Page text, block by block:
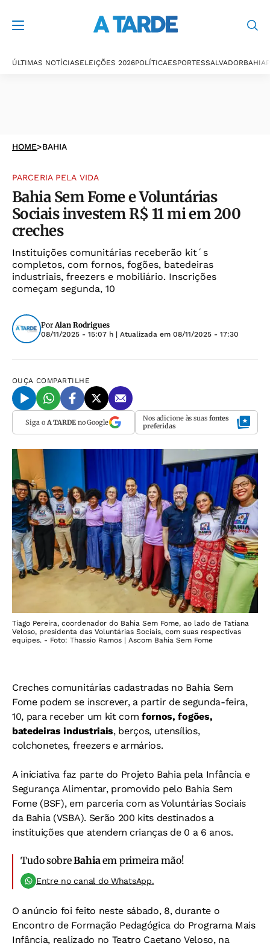
ÚLTIMAS NOTÍCIASELEIÇÕES 2026POLÍTICAESPORTESSALVADORBAHIA
HOME>BAHIA
PARCERIA PELA VIDA
Bahia Sem Fome e Voluntárias
Sociais investem R$ 11 mi em 200
creches
Instituições comunitárias receberão kit´s
completos, com fornos, fogões, batedeiras
industriais, freezers e mobiliário. Inscrições
começam segunda, 10
PorAlan Rodrigues
08/11/2025 - 15:07 h | Atualizada em 08/11/2025 - 17:30
OUÇA COMPARTILHE
Siga o A TARDEno Google Nos adicione às suas fontes
preferidas
Tiago Pereira, coordenador do Bahia Sem Fome, ao lado de Tatiana
Veloso, presidenta das Voluntárias Sociais, com suas respectivas
equipes. - Foto: Thassio Ramos | Ascom Bahia Sem Fome
Creches comunitárias cadastradas no Bahia Sem
Fome podem se inscrever, a partir de segunda-feira,
10, para receber um kit comfornos, fogões,
batedeiras industriais, berços, utensílios,
colchonetes, freezers e armários.
A iniciativa faz parte do Projeto Bahia pela Infância e
Segurança Alimentar, promovido pelo Bahia Sem
Fome (BSF), em parceria com as Voluntárias Sociais
da Bahia (VSBA). Serão 200 kits destinados a
instituições que atendem crianças de 0 a 6 anos.
Tudo sobreBahiaem primeira mão!
Entre no canal do WhatsApp.
O anúncio foi feito neste sábado, 8, durante o
Encontro de Formação Pedagógica do Programa Mais
Infância, realizado no Teatro Caetano Veloso, na